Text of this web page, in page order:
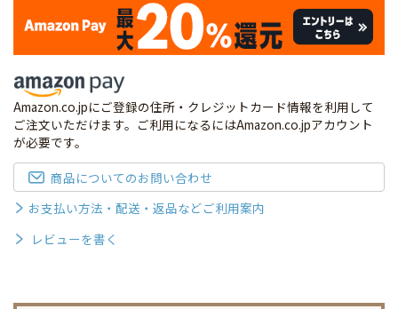
Amazon.co.jpにご登録の住所・クレジットカード情報を利用して
ご注文いただけます。ご利用になるにはAmazon.co.jpアカウント
が必要です。
商品についてのお問い合わせ
お支払い方法・配送・返品などご利用案内
レビューを書く